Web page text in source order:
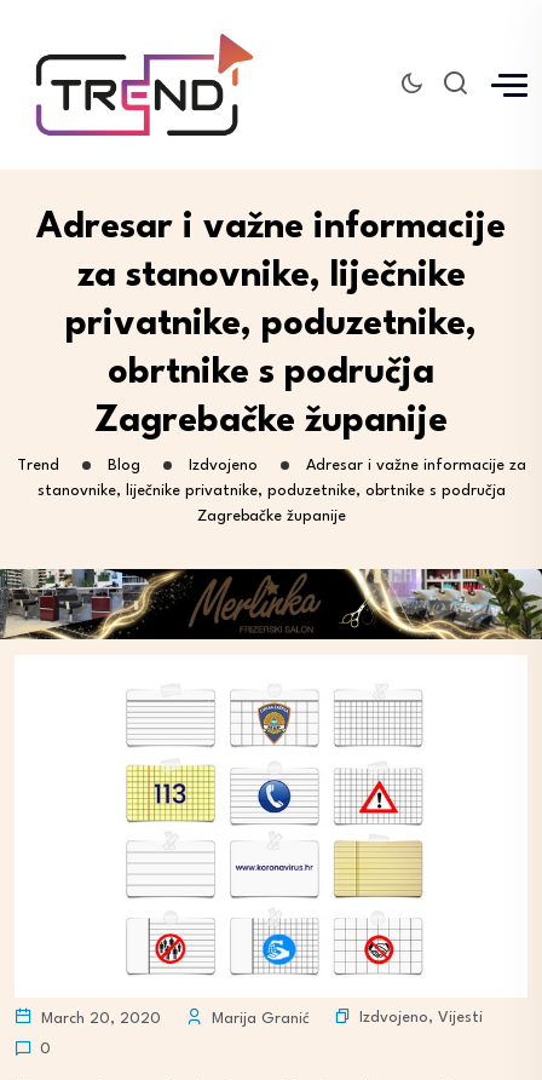
Adresar i važne informacije
za stanovnike, liječnike
privatnike, poduzetnike,
obrtnike s područja
Zagrebačke županije
Trend Blog Izdvojeno
Adresar i važne informacije za
stanovnike, liječnike privatnike, poduzetnike, obrtnike s područja
Zagrebačke županije
March 20, 2020 Marija Granić Izdvojeno, Vijesti
0